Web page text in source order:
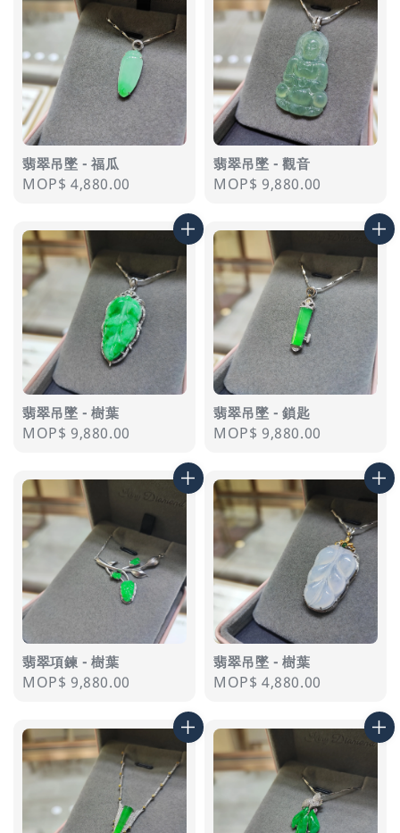
翡翠吊墜 - 福瓜
Regular
MOP$ 4,880.00
翡翠吊墜 - 觀音
Regular
MOP$ 9,880.00
翡翠吊墜 - 樹葉
Regular
MOP$ 9,880.00
翡翠吊墜 - 鎖匙
Regular
MOP$ 9,880.00
翡翠項鍊 - 樹葉
Regular
MOP$ 9,880.00
翡翠吊墜 - 樹葉
Regular
MOP$ 4,880.00